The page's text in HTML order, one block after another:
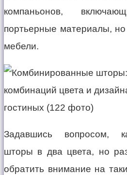
компаньонов,
портьерные материалы, но
мебели.
Задавшись вопросом,
шторы в два цвета, но
обратить внимание на